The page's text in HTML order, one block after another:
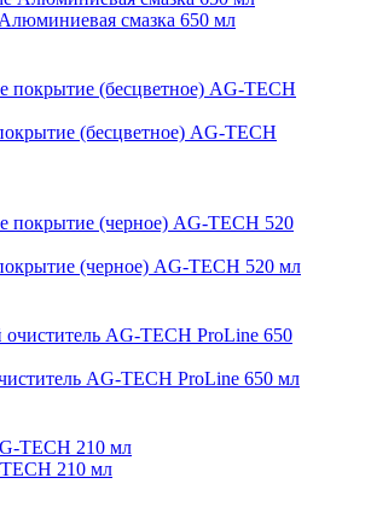
смазка 650 мл
(бесцветное) AG-TECH
(черное) AG-TECH 520 мл
AG-TECH ProLine 650 мл
210 мл